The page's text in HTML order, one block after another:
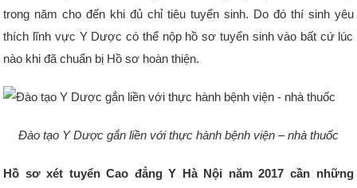
trong năm cho đến khi đủ chỉ tiêu tuyển sinh. Do đó thí sinh yêu
thích lĩnh vực Y Dược có thể nộp hồ sơ tuyển sinh vào bất cứ lúc
nào khi đã chuẩn bị Hồ sơ hoàn thiện.
Đào tạo Y Dược gắn liền với thực hành bệnh viện – nhà thuốc
Hồ sơ xét tuyển Cao đẳng Y Hà Nội năm 2017 cần những